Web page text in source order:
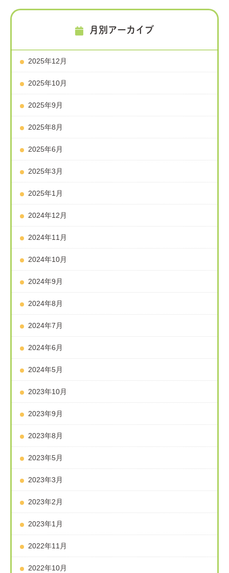
月別アーカイブ
2025年12月
2025年10月
2025年9月
2025年8月
2025年6月
2025年3月
2025年1月
2024年12月
2024年11月
2024年10月
2024年9月
2024年8月
2024年7月
2024年6月
2024年5月
2023年10月
2023年9月
2023年8月
2023年5月
2023年3月
2023年2月
2023年1月
2022年11月
2022年10月